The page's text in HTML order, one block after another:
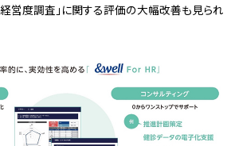
営度調査」に関する評価の大幅改善も見られ